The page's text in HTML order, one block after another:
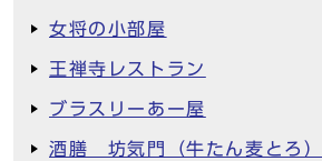
女将の小部屋
王禅寺レストラン
ブラスリーあー屋
酒膳 坊気門（牛たん麦とろ）